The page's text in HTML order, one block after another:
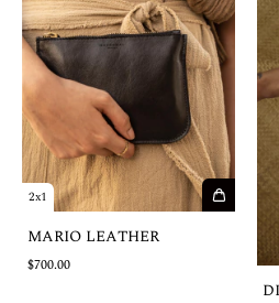
2x1
MARIO LEATHER
$700.00